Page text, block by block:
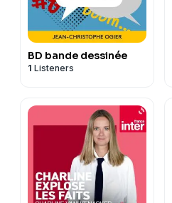
BD bande dessinée
1 Listeners